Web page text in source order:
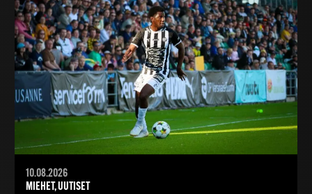
10.08.2026
MIEHET, UUTISET